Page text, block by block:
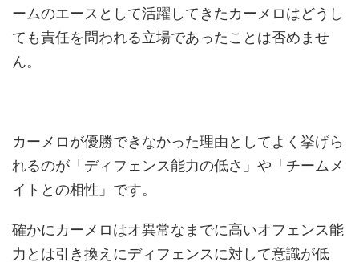
ームのエースとして活躍してきたカーメロはどうし
ても責任を問われる立場であったことは否めませ
ん。
カーメロが優勝できなかった理由としてよく挙げら
れるのが「ディフェンス能力の低さ」や「チームメ
イトとの相性」です。
確かにカーメロはオ異常なまでに高いオフェンス能
力とは引き換えにディフェンスに対して意識が低